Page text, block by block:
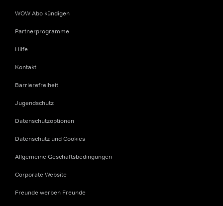
WOW Abo kündigen
Partnerprogramme
Hilfe
Kontakt
Barrierefreiheit
Jugendschutz
Datenschutzoptionen
Datenschutz und Cookies
Allgemeine Geschäftsbedingungen
Corporate Website
Freunde werben Freunde